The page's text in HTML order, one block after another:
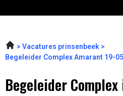
Vacatures prinsenbeek
Begeleider Complex Amarant 19-
Begeleider